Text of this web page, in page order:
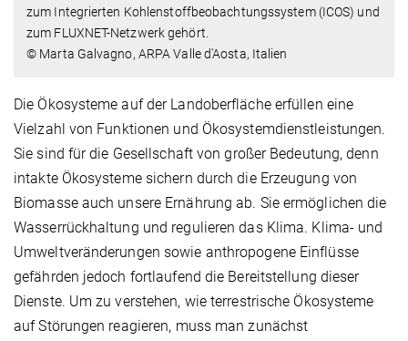
zum Integrierten Kohlenstoffbeobachtungssystem (ICOS) und
zum FLUXNET-Netzwerk gehört.
© Marta Galvagno, ARPA Valle d'Aosta, Italien
Die Ökosysteme auf der Landoberfläche erfüllen eine
Vielzahl von Funktionen und Ökosystemdienstleistungen.
Sie sind für die Gesellschaft von großer Bedeutung, denn
intakte Ökosysteme sichern durch die Erzeugung von
Biomasse auch unsere Ernährung ab. Sie ermöglichen die
Wasserrückhaltung und regulieren das Klima. Klima- und
Umweltveränderungen sowie anthropogene Einflüsse
gefährden jedoch fortlaufend die Bereitstellung dieser
Dienste. Um zu verstehen, wie terrestrische Ökosysteme
auf Störungen reagieren, muss man zunächst